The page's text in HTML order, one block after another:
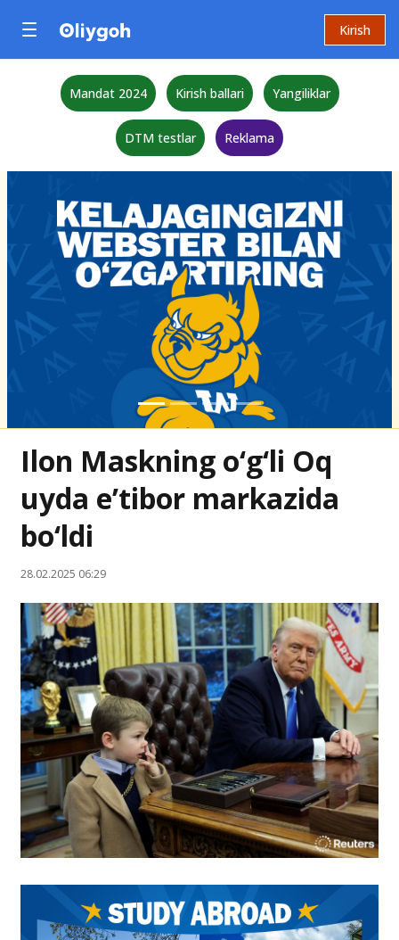
Kirish
Mandat 2024 Kirish ballari Yangiliklar
DTM testlar Reklama
Ilon Maskning o‘g‘li Oq
uyda e’tibor markazida
bo‘ldi
28.02.2025 06:29